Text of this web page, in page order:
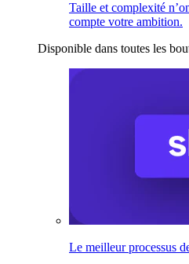
Taille et complexité
compte votre ambition.
Disponible dans toutes les
Le meilleur processus